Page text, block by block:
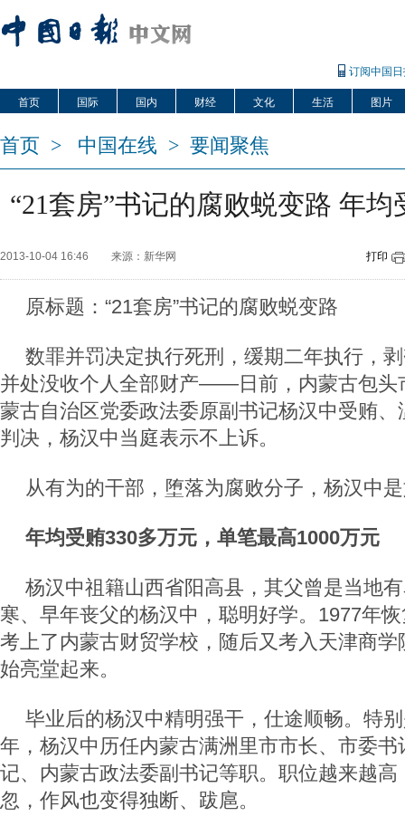
订阅中国
首页 国际 国内 财经 文化 生活 图片
首页 > 中国在线 > 要闻聚焦
“21套房”书记的腐败蜕变路 年均
2013-10-04 16:46 来源：新华网 打印
原标题：“21套房”书记的腐败蜕变路
数罪并罚决定执行死刑，缓期二年执行，
并处没收个人全部财产——日前，内蒙古包头
蒙古自治区党委政法委原副书记杨汉中受贿
判决，杨汉中当庭表示不上诉。
从有为的干部，堕落为腐败分子，杨汉中
年均受贿330多万元，单笔最高1000万元
杨汉中祖籍山西省阳高县，其父曾是当地
寒、早年丧父的杨汉中，聪明好学。1977年
考上了内蒙古财贸学校，随后又考入天津商
始亮堂起来。
毕业后的杨汉中精明强干，仕途顺畅。特
年，杨汉中历任内蒙古满洲里市市长、市委
记、内蒙古政法委副书记等职。职位越来越
忽，作风也变得独断、跋扈。